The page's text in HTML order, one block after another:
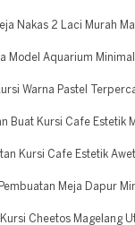
Nakas 2 Laci Murah
Model Aquarium
Warna Pastel
Buat Kursi Cafe Estetik
Kursi Cafe Estetik
Meja Dapur
Cheetos Magelang